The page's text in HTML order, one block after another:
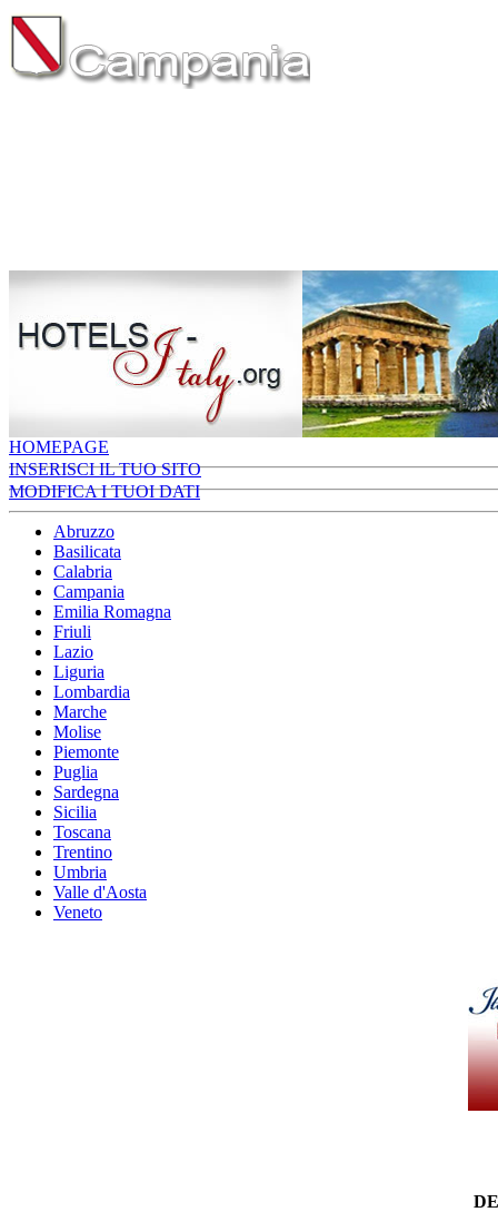
HOMEPAGE
INSERISCI IL TUO SITO
MODIFICA I TUOI DATI
Abruzzo
Basilicata
Calabria
Campania
Emilia Romagna
Friuli
Lazio
Liguria
Lombardia
Marche
Molise
Piemonte
Puglia
Sardegna
Sicilia
Toscana
Trentino
Umbria
Valle d'Aosta
Veneto